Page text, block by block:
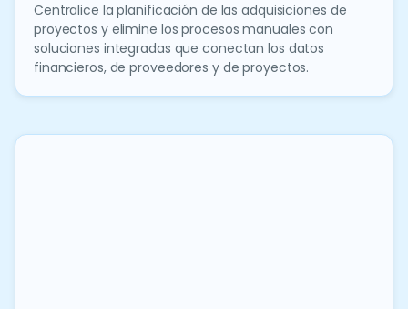
Centralice la planificación de las adquisiciones de
proyectos y elimine los procesos manuales con
soluciones integradas que conectan los datos
financieros, de proveedores y de proyectos.